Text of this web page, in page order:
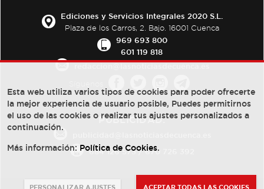
Ediciones y Servicios Integrales 2020 S.L.
Plaza de los Carros, 2. Bajo. 16001 Cuenca
969 693 800
601 119 818
PUBLICIDAD:
684 126 573/670 726 392
Esta web utiliza varios tipos de cookies para poder ofrecerte
la mejor experiencia de usuario posible, Puedes permitirnos
el uso de las cookies o realizar tus ajustes personalizados a
continuación.
Más información: Política de Cookies.
PERSONALIZAR AJUSTES ACEPTAR TODAS LAS COOKIES